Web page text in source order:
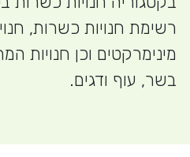
רשימת חנויות כשרות,
מינימרקטים וכן חנויות
בשר, עוף ודגים.